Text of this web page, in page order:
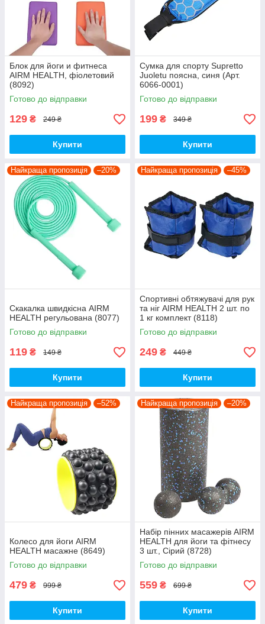
Блок для йоги и фитнеса
AIRM HEALTH, фіолетовий
(8092)
Готово до відправки
129 ₴ 249 ₴
Купити
Сумка для спорту Supretto
Juoletu поясна, синя (Арт.
6066-0001)
Готово до відправки
199 ₴ 349 ₴
Купити
Найкраща пропозиція –20%
Скакалка швидкісна AIRM
HEALTH регульована (8077)
Готово до відправки
119 ₴ 149 ₴
Купити
Найкраща пропозиція –45%
Спортивні обтяжувачі для рук
та ніг AIRM HEALTH 2 шт. по
1 кг комплект (8118)
Готово до відправки
249 ₴ 449 ₴
Купити
Найкраща пропозиція –52%
Колесо для йоги AIRM
HEALTH масажне (8649)
Готово до відправки
479 ₴ 999 ₴
Купити
Найкраща пропозиція –20%
Набір пінних масажерів AIRM
HEALTH для йоги та фітнесу
3 шт., Сірий (8728)
Готово до відправки
559 ₴ 699 ₴
Купити